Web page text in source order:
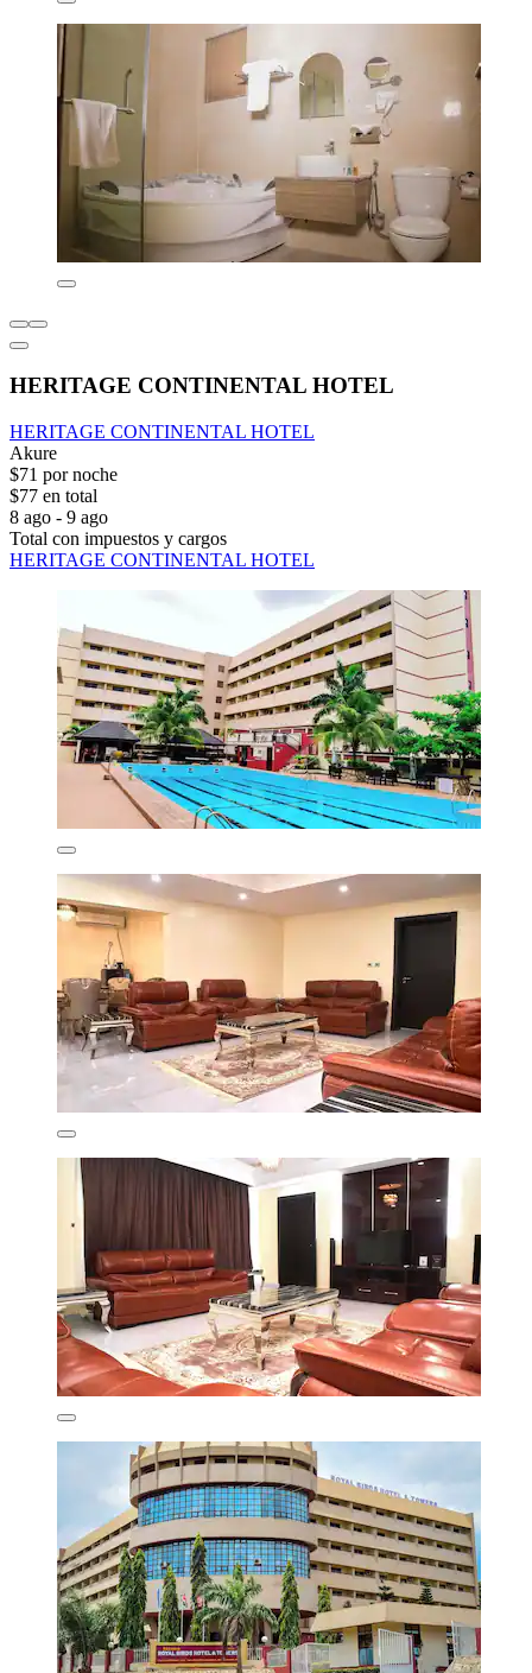
HERITAGE CONTINENTAL HOTEL
HERITAGE CONTINENTAL HOTEL
Akure
$71 por noche
$77 en total
8 ago - 9 ago
Total con impuestos y cargos
HERITAGE CONTINENTAL HOTEL